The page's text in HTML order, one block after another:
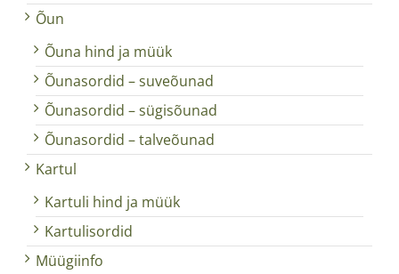
Õun
Õuna hind ja müük
Õunasordid – suveõunad
Õunasordid – sügisõunad
Õunasordid – talveõunad
Kartul
Kartuli hind ja müük
Kartulisordid
Müügiinfo